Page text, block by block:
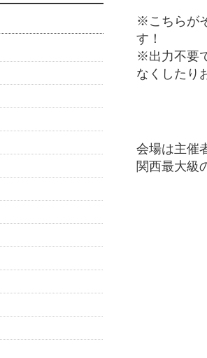
※こちらが
す！
※出力不要
なくしたり
会場は主催
関西最大級